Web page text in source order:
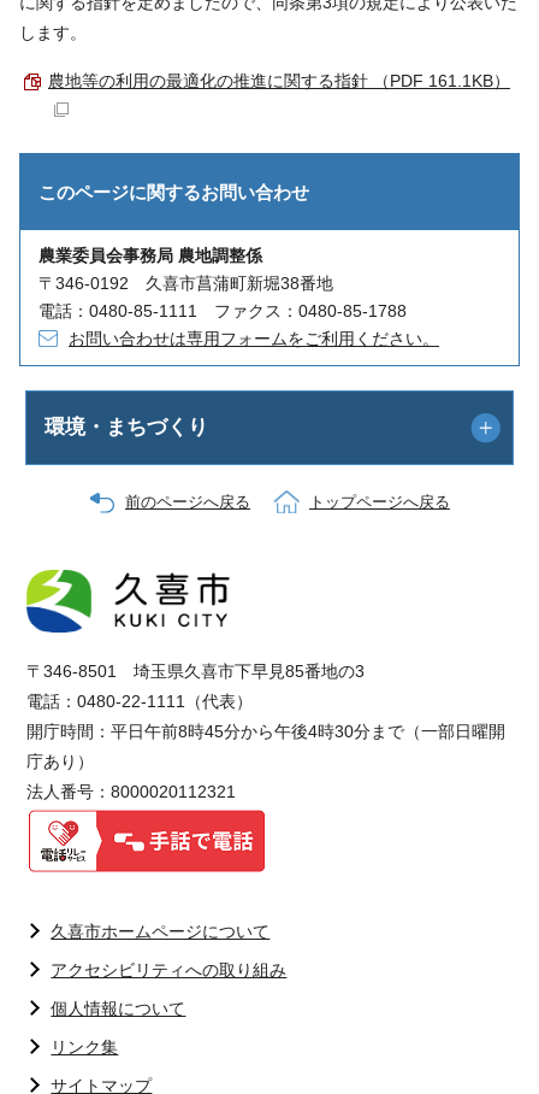
します。
農地等の利用の最適化の推進に関する指針 （PDF 161.1KB）
このページに関するお問い合わせ
農業委員会事務局 農地調整係
〒346-0192 久喜市菖蒲町新堀38番地
電話：0480-85-1111 ファクス：0480-85-1788
お問い合わせは専用フォームをご利用ください。
環境・まちづくり
前のページへ戻る トップページへ戻る
〒346-8501 埼玉県久喜市下早見85番地の3
電話：0480-22-1111（代表）
開庁時間：平日午前8時45分から午後4時30分まで（一部日曜開
庁あり）
法人番号：8000020112321
久喜市ホームページについて
アクセシビリティへの取り組み
個人情報について
リンク集
サイトマップ